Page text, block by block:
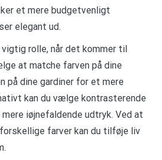
et mere budgetvenligt
elegant ud.
rolle, når det kommer til
at matche farven på dine
på dine gardiner for et mere
kan du vælge kontrasterende
iøjnefaldende udtryk. Ved at
farver kan du tilføje liv